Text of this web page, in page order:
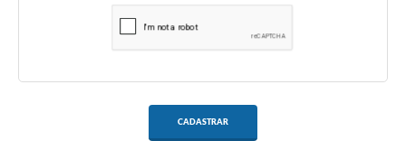
CADASTRAR